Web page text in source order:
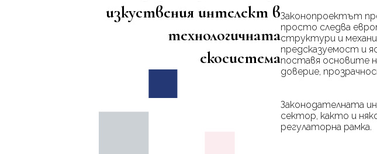
изкуствения интелект в
технологичната
екосистема
Законопроектът
просто следва
структури и
предсказуемост и
поставя основите
доверие,
Законодателната
сектор, както и
регулаторна рамка.